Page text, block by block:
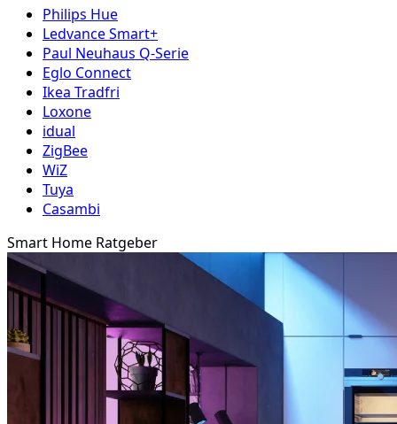
Philips Hue
Ledvance Smart+
Paul Neuhaus Q-Serie
Eglo Connect
Ikea Tradfri
Loxone
idual
ZigBee
WiZ
Tuya
Casambi
Smart Home Ratgeber